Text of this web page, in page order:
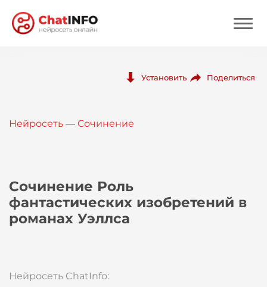
Вход
Установить Поделиться
Нейросеть — Сочинение
Сочинение Роль
фантастических изобретений в
романах Уэллса
Нейросеть ChatInfo: